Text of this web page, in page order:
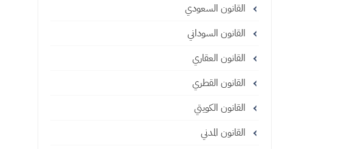
القانون السعودي
القانون السوداني
القانون العقاري
القانون القطري
القانون الكويتي
القانون المدني